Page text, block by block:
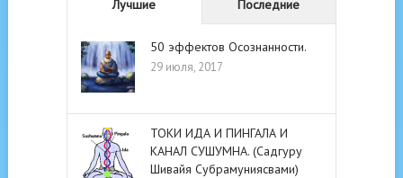
Лучшие Последние
50 эффектов Осознанности.
29 июля, 2017
ТОКИ ИДА И ПИНГАЛА И
КАНАЛ СУШУМНА. (Садгуру
Шивайя Субрамуниясвами)